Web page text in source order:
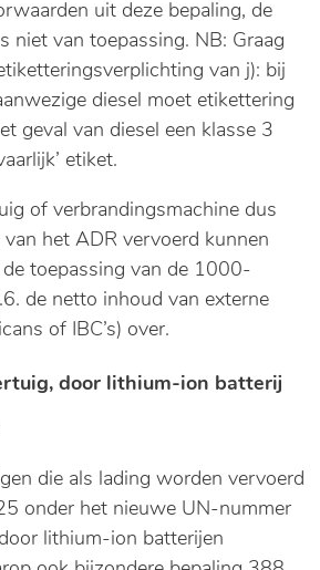
uit deze bepaling, de
niet van toepassing. NB: Graag
van j): bij
diesel moet etikettering
geval van diesel een klasse 3
etiket.
of verbrandingsmachine dus
het ADR vervoerd kunnen
toepassing van de 1000-
de netto inhoud van externe
of IBC’s) over.
door lithium-ion batterij
die als lading worden vervoerd
onder het nieuwe UN-nummer
lithium-ion batterijen